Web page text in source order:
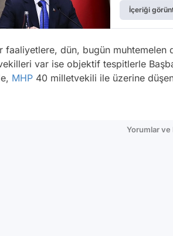
İçeriği
faaliyetlere, dün, bugün
var ise objektif tespitlerle
MHP 40 milletvekili ile üzerine
Yorumlar ve